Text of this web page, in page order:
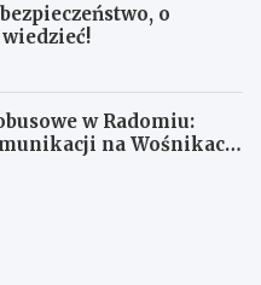
o
w Radomiu:
na Wośnikach,